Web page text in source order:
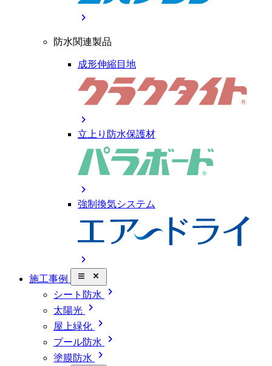
chevron_right
防水関連製品
成形伸縮目地
chevron_right
立上り防水保護材
chevron_right
強制換気システム
chevron_right
施工事例 close_small
シート防水 chevron_right
太陽光 chevron_right
屋上緑化 chevron_right
プール防水 chevron_right
塗膜防水 chevron_right